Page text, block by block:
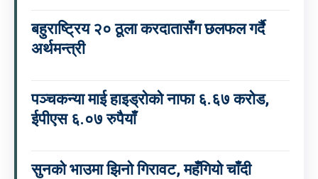
बहुराष्ट्रिय २० ठूला करदातासँग छलफल गर्दै
अर्थमन्त्री
पञ्चकन्या माई हाइड्रोको नाफा ६.६७ करोड,
ईपीएस ६.०७ रुपैयाँ
सुनको भाउमा झिनो गिरावट, महँगियो चाँदी